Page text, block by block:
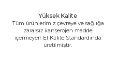
Yüksek Kalite
Tüm ürünlerimiz çevreye ve sağlığa
zararsız kanserojen madde
içermeyen E1 Kalite Standardında
üretilmiştir.